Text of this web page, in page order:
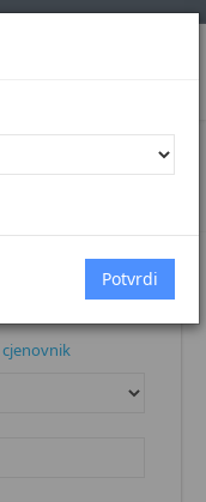
cjenovnik